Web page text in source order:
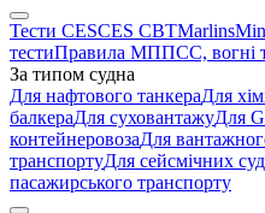
Тести CESCES CBTMarlins
тестиПравила МППСС, вогні
За типом судна
Для нафтового танкераДля
балкераДля суховантажуДля
контейнеровозаДля
транспортуДля сейсмічних
пасажирського транспорту